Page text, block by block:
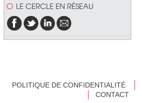
LE CERCLE EN RÉSEAU
POLITIQUE DE CONFIDENTIALITÉ
CONTACT